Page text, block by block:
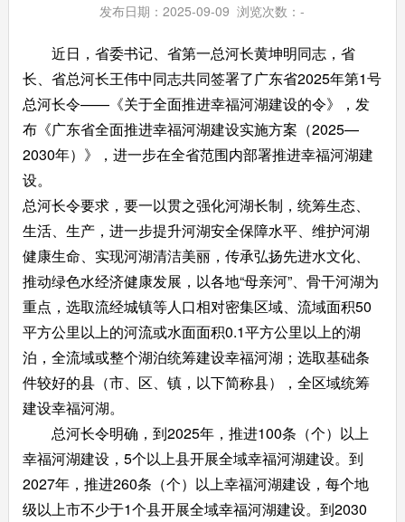
发布日期：2025-09-09 浏览次数：-
近日，省委书记、省第一总河长黄坤明同志，省
长、省总河长王伟中同志共同签署了广东省2025年第1号
总河长令——《关于全面推进幸福河湖建设的令》，发
布《广东省全面推进幸福河湖建设实施方案（2025—
2030年）》，进一步在全省范围内部署推进幸福河湖建
设。
总河长令要求，要一以贯之强化河湖长制，统筹生态、
生活、生产，进一步提升河湖安全保障水平、维护河湖
健康生命、实现河湖清洁美丽，传承弘扬先进水文化、
推动绿色水经济健康发展，以各地“母亲河”、骨干河湖为
重点，选取流经城镇等人口相对密集区域、流域面积50
平方公里以上的河流或水面面积0.1平方公里以上的湖
泊，全流域或整个湖泊统筹建设幸福河湖；选取基础条
件较好的县（市、区、镇，以下简称县），全区域统筹
建设幸福河湖。
总河长令明确，到2025年，推进100条（个）以上
幸福河湖建设，5个以上县开展全域幸福河湖建设。到
2027年，推进260条（个）以上幸福河湖建设，每个地
级以上市不少于1个县开展全域幸福河湖建设。到2030